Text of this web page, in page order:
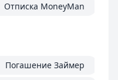
Отписка MoneyMan
Погашение Займер